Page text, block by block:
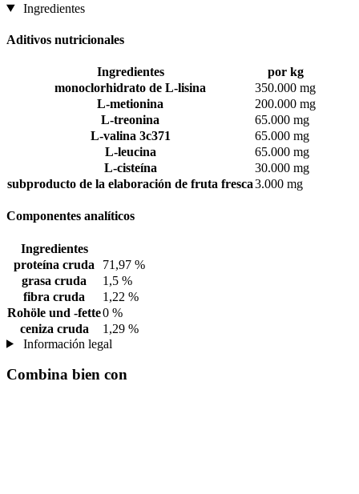
Ingredientes
Aditivos nutricionales
Ingredientes
por kg
monoclorhidrato de L-lisina
350.000 mg
L-metionina
200.000 mg
L-treonina
65.000 mg
L-valina 3c371
65.000 mg
L-leucina
65.000 mg
L-cisteína
30.000 mg
subproducto de la elaboración de fruta fresca3.000 mg
Componentes analíticos
Ingredientes
proteína cruda
71,97 %
grasa cruda
1,5 %
fibra cruda
1,22 %
Rohöle und -fette0 %
ceniza cruda
1,29 %
Información legal
Combina bien con